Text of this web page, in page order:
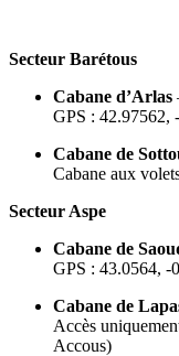
Secteur Barétous
Cabane d’Arlas
GPS : 42.97562,
Cabane de
Cabane aux
Secteur Aspe
Cabane de
GPS : 43.0564, -
Cabane de
Accès
Accous)